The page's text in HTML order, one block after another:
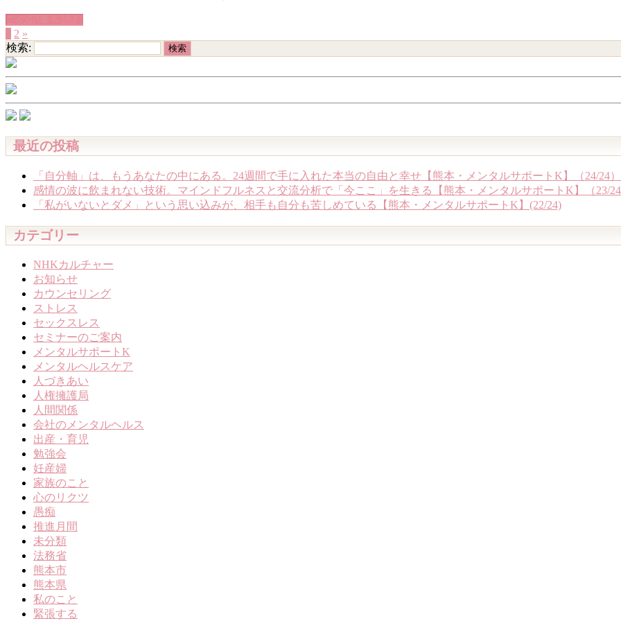
2 »
検索:
最近の投稿
「自分軸」は、もうあなたの中にある。24週間で手に入れた本当の自由と幸せ【熊本・メンタルサポートK】（24/24）
感情の波に飲まれない技術。マインドフルネスと交流分析で「今ここ」を生きる【熊本・メンタルサポートK】（23/
「私がいないとダメ」という思い込みが、相手も自分も苦しめている【熊本・メンタルサポートK】(22/24)
カテゴリー
NHKカルチャー
お知らせ
カウンセリング
ストレス
セックスレス
セミナーのご案内
メンタルサポートK
メンタルヘルスケア
人づきあい
人権擁護局
人間関係
会社のメンタルヘルス
出産・育児
勉強会
妊産婦
家族のこと
心のリクツ
愚痴
推進月間
未分類
法務省
熊本市
熊本県
私のこと
緊張する